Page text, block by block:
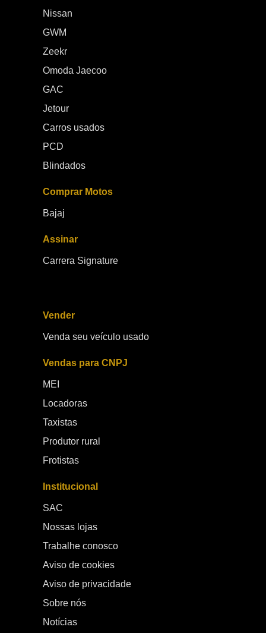
Nissan
GWM
Zeekr
Omoda Jaecoo
GAC
Jetour
Carros usados
PCD
Blindados
Comprar Motos
Bajaj
Assinar
Carrera Signature
Vender
Venda seu veículo usado
Vendas para CNPJ
MEI
Locadoras
Taxistas
Produtor rural
Frotistas
Institucional
SAC
Nossas lojas
Trabalhe conosco
Aviso de cookies
Aviso de privacidade
Sobre nós
Notícias